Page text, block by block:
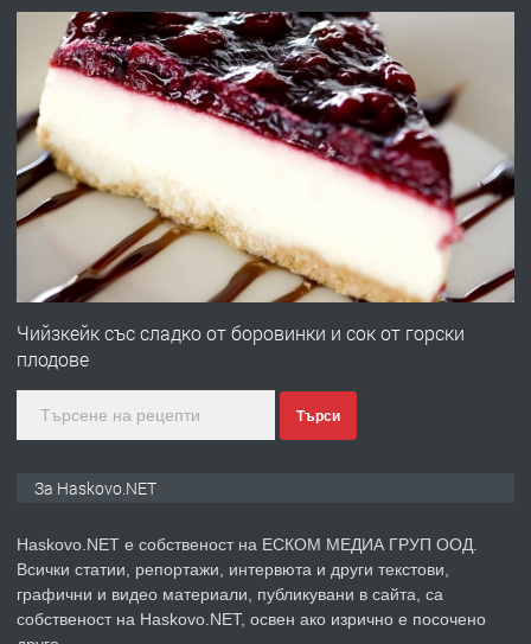
ПРЕДЛАГА
ПРОСТОРЕН ТРИСТАЕН
АПАРТАМЕНТ В НОВА СГРАДА КВ.
КУБА
преди 2 дни
ПРЕДЛАГА
Продавам парцел в гр. Хасково кв.
Хисаря до ток, вода,канализация,
асфалт 0889 537 426
преди 2 дни
ПРЕДЛАГА СГЛОБЯВАНЕ НА МЕБЕЛИ.
ПРЕДЛАГА
Училищни, гр. Хасково.
преди 2 дни
Чийзкейк със сладко от боровинки и сок от горски
плодове
Търси
За Haskovo.NET
Haskovo.NET е собственост на ЕСКОМ МЕДИА ГРУП ООД.
Всички статии, репортажи, интервюта и други текстови,
графични и видео материали, публикувани в сайта, са
собственост на Haskovo.NET, освен ако изрично е посочено